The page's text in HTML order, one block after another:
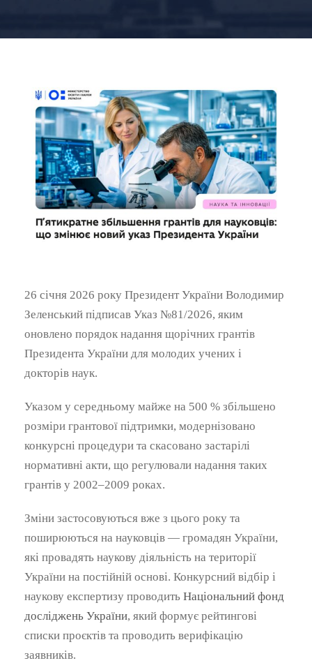
26 січня 2026 року Президент України Володимир
Зеленський підписав Указ №81/2026, яким
оновлено порядок надання щорічних грантів
Президента України для молодих учених і
докторів наук.
Указом у середньому майже на 500 % збільшено
розміри грантової підтримки, модернізовано
конкурсні процедури та скасовано застарілі
нормативні акти, що регулювали надання таких
грантів у 2002–2009 роках.
Зміни застосовуються вже з цього року та
поширюються на науковців — громадян України,
які провадять наукову діяльність на території
України на постійній основі. Конкурсний відбір і
наукову експертизу проводить Національний фонд
досліджень України, який формує рейтингові
списки проєктів та проводить верифікацію
заявників.